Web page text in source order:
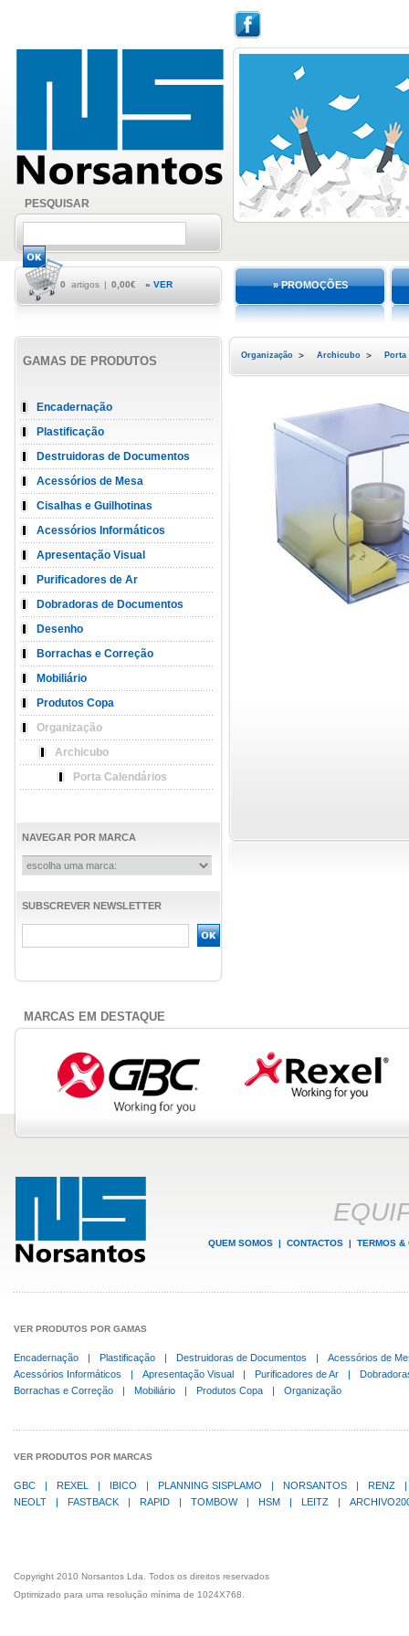
PESQUISAR
0 artigos | 0,00€ » VER » PROMOÇÕES
GAMAS DE PRODUTOS
Encadernação
Plastificação
Destruidoras de Documentos
Acessórios de Mesa
Cisalhas e Guilhotinas
Acessórios Informáticos
Apresentação Visual
Purificadores de Ar
Dobradoras de Documentos
Desenho
Borrachas e Correção
Mobiliário
Produtos Copa
Organização
Archicubo
Porta Calendários
NAVEGAR POR MARCA
SUBSCREVER NEWSLETTER
Organização > Archicubo >
MARCAS EM DESTAQUE
QUEM SOMOS | CONTACTOS | TERMOS &
VER PRODUTOS POR GAMAS
Encadernação | Plastificação | Destruidoras de Documentos |
Acessórios de
Acessórios Informáticos
| Apresentação Visual | Purificadores de Ar |
Borrachas e Correção
| Mobiliário | Produtos Copa | Organização
VER PRODUTOS POR MARCAS
GBC | REXEL | IBICO | PLANNING SISPLAMO | NORSANTOS | RENZ
|
NEOLT
| FASTBACK | RAPID | TOMBOW | HSM | LEITZ |
Copyright 2010 Norsantos Lda. Todos os direitos reservados
Optimizado para uma resolução mínima de 1024X768.